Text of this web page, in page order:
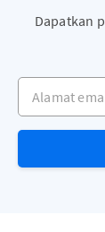
Dapatkan
Alamat email